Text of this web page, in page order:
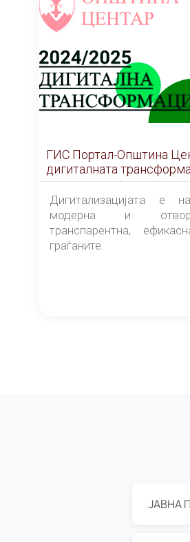
ГИС Портал-Општина
дигиталната
Дигитализацијата е
модерна и
транспарентна,
граѓаните.